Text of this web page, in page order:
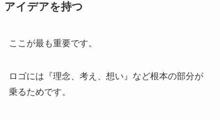
アイデアを持つ
ここが最も重要です。
ロゴには『理念、考え、想い』など根本の部分が
乗るためです。